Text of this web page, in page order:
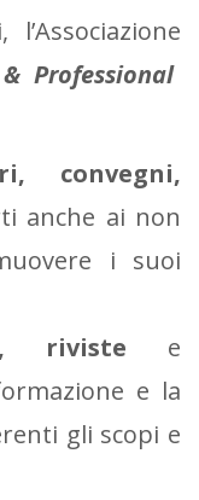
Professional
convegni,
anche ai non
i suoi
riviste e
e la
gli scopi e